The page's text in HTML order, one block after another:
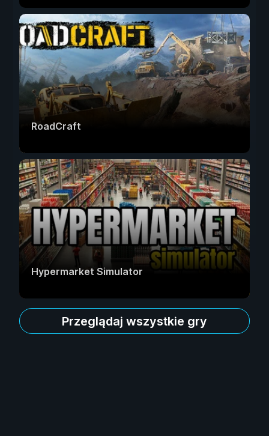
RoadCraft
Hypermarket Simulator
Przeglądaj wszystkie gry